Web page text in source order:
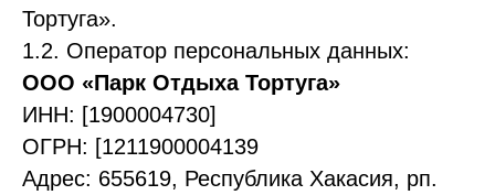
Тортуга».
1.2. Оператор персональных данных:
ООО «Парк Отдыха Тортуга»
ИНН: [1900004730]
ОГРН: [1211900004139
Адрес: 655619, Республика Хакасия, рп.